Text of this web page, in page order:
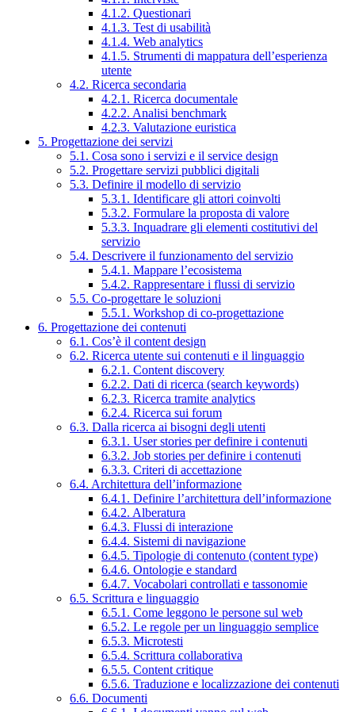
4.1.2. Questionari
4.1.3. Test di usabilità
4.1.4. Web analytics
4.1.5. Strumenti di mappatura dell’esperienza
utente
4.2. Ricerca secondaria
4.2.1. Ricerca documentale
4.2.2. Analisi benchmark
4.2.3. Valutazione euristica
5. Progettazione dei servizi
5.1. Cosa sono i servizi e il service design
5.2. Progettare servizi pubblici digitali
5.3. Definire il modello di servizio
5.3.1. Identificare gli attori coinvolti
5.3.2. Formulare la proposta di valore
5.3.3. Inquadrare gli elementi costitutivi del
servizio
5.4. Descrivere il funzionamento del servizio
5.4.1. Mappare l’ecosistema
5.4.2. Rappresentare i flussi di servizio
5.5. Co-progettare le soluzioni
5.5.1. Workshop di co-progettazione
6. Progettazione dei contenuti
6.1. Cos’è il content design
6.2. Ricerca utente sui contenuti e il linguaggio
6.2.1. Content discovery
6.2.2. Dati di ricerca (search keywords)
6.2.3. Ricerca tramite analytics
6.2.4. Ricerca sui forum
6.3. Dalla ricerca ai bisogni degli utenti
6.3.1. User stories per definire i contenuti
6.3.2. Job stories per definire i contenuti
6.3.3. Criteri di accettazione
6.4. Architettura dell’informazione
6.4.1. Definire l’architettura dell’informazione
6.4.2. Alberatura
6.4.3. Flussi di interazione
6.4.4. Sistemi di navigazione
6.4.5. Tipologie di contenuto (content type)
6.4.6. Ontologie e standard
6.4.7. Vocabolari controllati e tassonomie
6.5. Scrittura e linguaggio
6.5.1. Come leggono le persone sul web
6.5.2. Le regole per un linguaggio semplice
6.5.3. Microtesti
6.5.4. Scrittura collaborativa
6.5.5. Content critique
6.5.6. Traduzione e localizzazione dei contenuti
6.6. Documenti